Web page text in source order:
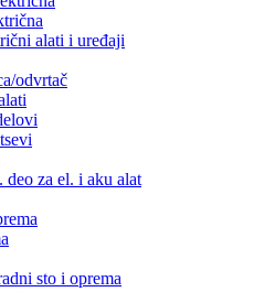
alati i uređaji
odvrtač
deo za el. i aku alat
sto i oprema